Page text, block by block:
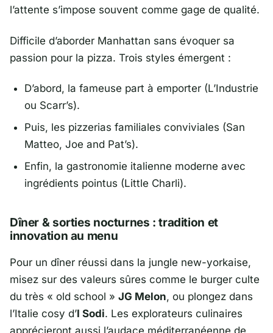
l’attente s’impose souvent comme gage de qualité.
Difficile d’aborder Manhattan sans évoquer sa
passion pour la pizza. Trois styles émergent :
D’abord, la fameuse part à emporter (L’Industrie
ou Scarr’s).
Puis, les pizzerias familiales conviviales (San
Matteo, Joe and Pat’s).
Enfin, la gastronomie italienne moderne avec
ingrédients pointus (Little Charli).
Dîner & sorties nocturnes : tradition et
innovation au menu
Pour un dîner réussi dans la jungle new-yorkaise,
misez sur des valeurs sûres comme le burger culte
du très « old school » JG Melon, ou plongez dans
l’Italie cosy d’I Sodi. Les explorateurs culinaires
apprécieront aussi l’audace méditerranéenne de